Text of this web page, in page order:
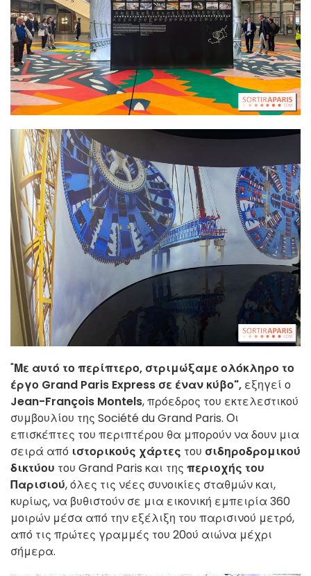
"Με αυτό το περίπτερο, στριμώξαμε ολόκληρο το
έργο Grand Paris Express σε έναν κύβο", εξηγεί ο
Jean-François Montels, πρόεδρος του εκτελεστικού
συμβουλίου της Société du Grand Paris. Οι
επισκέπτες του περιπτέρου θα μπορούν να δουν μια
σειρά από ιστορικούς χάρτες του σιδηροδρομικού
δικτύου του Grand Paris και της περιοχής του
Παρισιού, όλες τις νέες συνοικίες σταθμών και,
κυρίως, να βυθιστούν σε μια εικονική εμπειρία 360
μοιρών μέσα από την εξέλιξη του παρισινού μετρό,
από τις πρώτες γραμμές του 20ού αιώνα μέχρι
σήμερα.